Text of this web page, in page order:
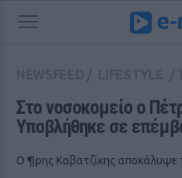
Στο νοσοκομείο ο
Υποβλήθηκε σε
Ο ¶ρης Καβατζίκης αποκάλυψε